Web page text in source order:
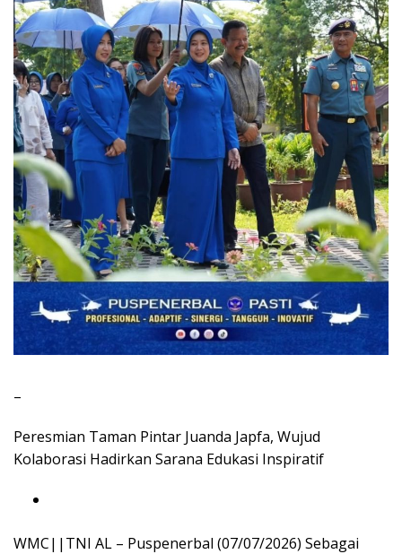
–
Peresmian Taman Pintar Juanda Japfa, Wujud
Kolaborasi Hadirkan Sarana Edukasi Inspiratif
WMC||TNI AL – Puspenerbal (07/07/2026) Sebagai